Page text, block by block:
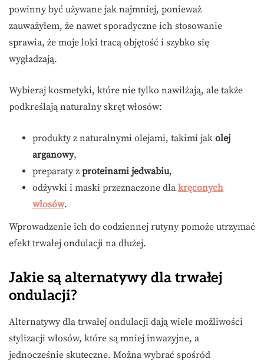
powinny być używane jak najmniej, ponieważ
zauważyłem, że nawet sporadyczne ich stosowanie
sprawia, że moje loki tracą objętość i szybko się
wygładzają.
Wybieraj kosmetyki, które nie tylko nawilżają, ale także
podkreślają naturalny skręt włosów:
produkty z naturalnymi olejami, takimi jak olej
arganowy,
preparaty z proteinami jedwabiu,
odżywki i maski przeznaczone dla kręconych
włosów.
Wprowadzenie ich do codziennej rutyny pomoże utrzymać
efekt trwałej ondulacji na dłużej.
Jakie są alternatywy dla trwałej
ondulacji?
Alternatywy dla trwałej ondulacji dają wiele możliwości
stylizacji włosów, które są mniej inwazyjne, a
jednocześnie skuteczne. Można wybrać spośród